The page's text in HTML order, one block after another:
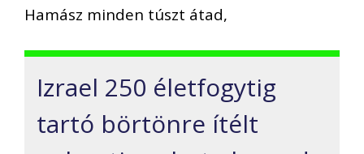
Hamász minden túszt átad,
Izrael 250 életfogytig
tartó börtönre ítélt